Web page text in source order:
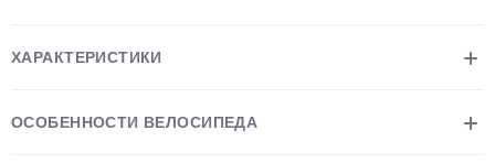
ХАРАКТЕРИСТИКИ
ОСОБЕННОСТИ ВЕЛОСИПЕДА